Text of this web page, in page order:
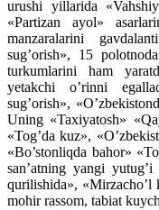
urushi yillarida
«Partizan ayol»
manzaralarini
sug’orish», 15
turkumlarini ham
yetakchi o’rinni
sug’orish»,
Uning «Taxiyatosh»
«Tog’da kuz»,
«Bo’stonliqda bahor»
san’atning yangi
qurilishida», «Mirzacho’l
mohir rassom, tabiat